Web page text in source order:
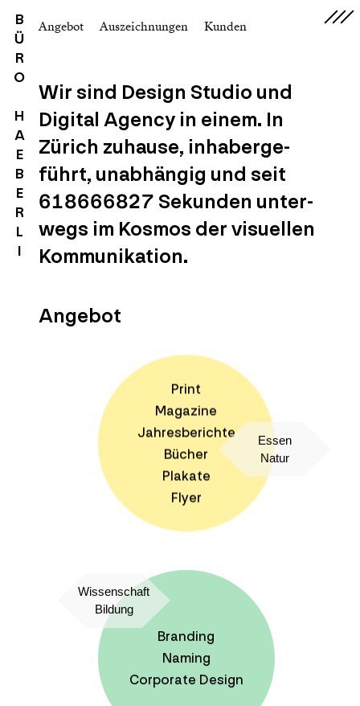
B
Ü
R
O
H
A
E
B
E
R
L
I
Angebot Auszeichnungen Kunden
Wir sind Design Stu­dio und
Dig­i­tal Agency in einem. In
Zürich zuhause, inhab­erge­
führt, unab­hängig und seit
618666828 Sekun­den unter­
wegs im Kos­mos der visuellen
Kommunikation.
Angebot
Print
Magazine
Jahresberichte
Bücher
Plakate
Flyer
Branding
Naming
Corporate Design
Essen
Natur
Wissenschaft
Bildung